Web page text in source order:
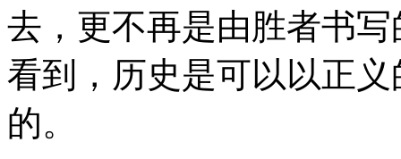
去，更不再是由胜者书
看到，历史是可以以正
的。